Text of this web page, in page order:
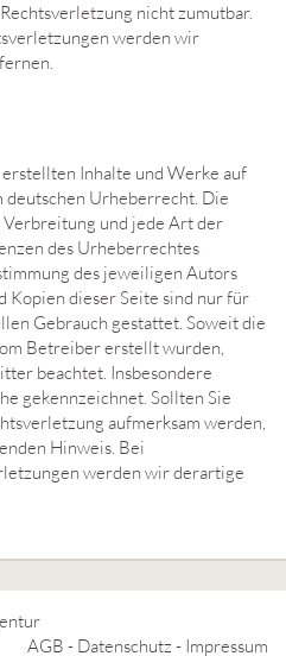
nicht zumutbar.
werden wir
Inhalte und Werke auf
Urheberrecht. Die
und jede Art der
des Urheberrechtes
des jeweiligen Autors
Kopien dieser Seite sind nur für
Gebrauch gestattet. Soweit die
Betreiber erstellt wurden,
beachtet. Insbesondere
gekennzeichnet. Sollten Sie
aufmerksam werden,
Hinweis. Bei
werden wir derartige
AGB - Datenschutz - Impressum